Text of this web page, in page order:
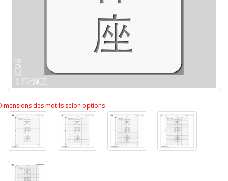
des motifs selon options